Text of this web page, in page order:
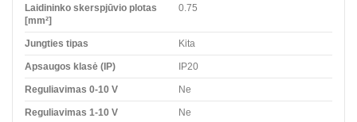
Laidininko skerspjūvio plotas
[mm²]
0.75
Jungties tipas Kita
Apsaugos klasė (IP) IP20
Reguliavimas 0-10 V Ne
Reguliavimas 1-10 V Ne